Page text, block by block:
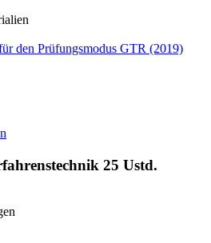
den Prüfungsmodus GTR (2019)
25 Ustd.